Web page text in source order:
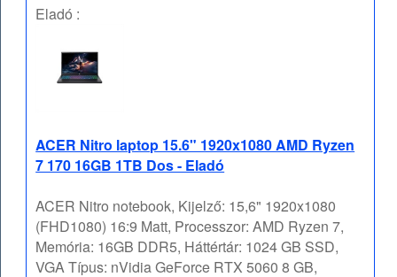
Eladó :
ACER Nitro laptop 15.6" 1920x1080 AMD Ryzen
7 170 16GB 1TB Dos - Eladó
ACER Nitro notebook, Kijelző: 15,6" 1920x1080
(FHD1080) 16:9 Matt, Processzor: AMD Ryzen 7,
Memória: 16GB DDR5, Háttértár: 1024 GB SSD,
VGA Típus: nVidia GeForce RTX 5060 8 GB,